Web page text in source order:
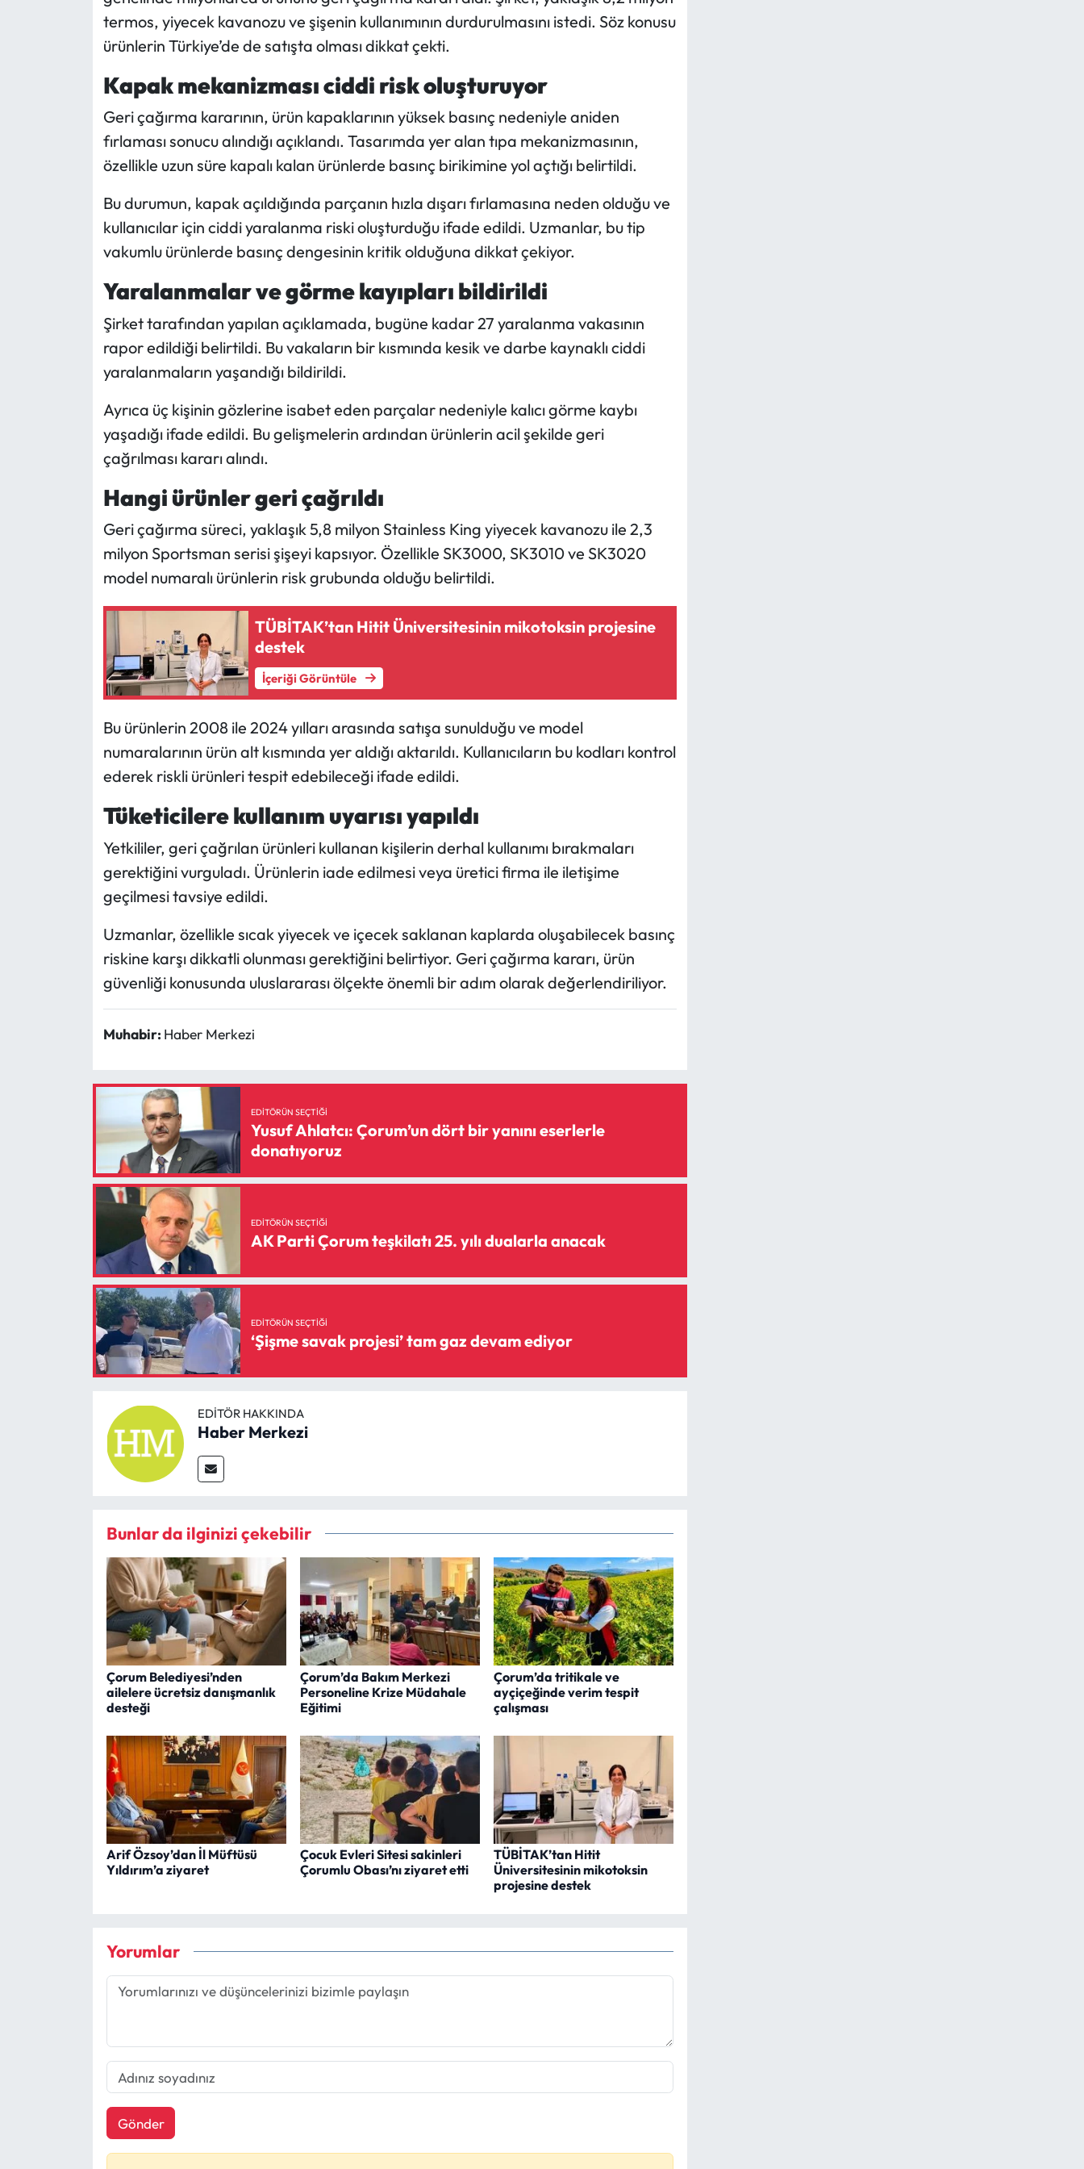
termos, yiyecek kavanozu ve şişenin kullanımının durdurulmasını istedi. Söz konusu
ürünlerin Türkiye’de de satışta olması dikkat çekti.
Kapak mekanizması ciddi risk oluşturuyor
Geri çağırma kararının, ürün kapaklarının yüksek basınç nedeniyle aniden
fırlaması sonucu alındığı açıklandı. Tasarımda yer alan tıpa mekanizmasının,
özellikle uzun süre kapalı kalan ürünlerde basınç birikimine yol açtığı belirtildi.
Bu durumun, kapak açıldığında parçanın hızla dışarı fırlamasına neden olduğu ve
kullanıcılar için ciddi yaralanma riski oluşturduğu ifade edildi. Uzmanlar, bu tip
vakumlu ürünlerde basınç dengesinin kritik olduğuna dikkat çekiyor.
Yaralanmalar ve görme kayıpları bildirildi
Şirket tarafından yapılan açıklamada, bugüne kadar 27 yaralanma vakasının
rapor edildiği belirtildi. Bu vakaların bir kısmında kesik ve darbe kaynaklı ciddi
yaralanmaların yaşandığı bildirildi.
Ayrıca üç kişinin gözlerine isabet eden parçalar nedeniyle kalıcı görme kaybı
yaşadığı ifade edildi. Bu gelişmelerin ardından ürünlerin acil şekilde geri
çağrılması kararı alındı.
Hangi ürünler geri çağrıldı
Geri çağırma süreci, yaklaşık 5,8 milyon Stainless King yiyecek kavanozu ile 2,3
milyon Sportsman serisi şişeyi kapsıyor. Özellikle SK3000, SK3010 ve SK3020
model numaralı ürünlerin risk grubunda olduğu belirtildi.
TÜBİTAK’tan Hitit Üniversitesinin mikotoksin projesine
destek
İçeriği Görüntüle
Bu ürünlerin 2008 ile 2024 yılları arasında satışa sunulduğu ve model
numaralarının ürün alt kısmında yer aldığı aktarıldı. Kullanıcıların bu kodları kontrol
ederek riskli ürünleri tespit edebileceği ifade edildi.
Tüketicilere kullanım uyarısı yapıldı
Yetkililer, geri çağrılan ürünleri kullanan kişilerin derhal kullanımı bırakmaları
gerektiğini vurguladı. Ürünlerin iade edilmesi veya üretici firma ile iletişime
geçilmesi tavsiye edildi.
Uzmanlar, özellikle sıcak yiyecek ve içecek saklanan kaplarda oluşabilecek basınç
riskine karşı dikkatli olunması gerektiğini belirtiyor. Geri çağırma kararı, ürün
güvenliği konusunda uluslararası ölçekte önemli bir adım olarak değerlendiriliyor.
Muhabir: Haber Merkezi
EDITÖRÜN SEÇTIĞI
Yusuf Ahlatcı: Çorum’un dört bir yanını eserlerle
donatıyoruz
EDITÖRÜN SEÇTIĞI
AK Parti Çorum teşkilatı 25. yılı dualarla anacak
EDITÖRÜN SEÇTIĞI
‘Şişme savak projesi’ tam gaz devam ediyor
EDITÖR HAKKINDA
Haber Merkezi
Bunlar da ilginizi çekebilir
Çorum Belediyesi’nden
ailelere ücretsiz danışmanlık
desteği
Çorum’da Bakım Merkezi
Personeline Krize Müdahale
Eğitimi
Çorum’da tritikale ve
ayçiçeğinde verim tespit
çalışması
Arif Özsoy’dan İl Müftüsü
Yıldırım’a ziyaret
Çocuk Evleri Sitesi sakinleri
Çorumlu Obası’nı ziyaret etti
TÜBİTAK’tan Hitit
Üniversitesinin mikotoksin
projesine destek
Yorumlar
Gönder
Mecitözü Haberleri
Oğuzlar Haberleri
Ortaköy Haberleri
Osmancık Haberleri
Otomotiv
Resmi Reklam
Sungurlu Haberleri
Uğurludağ Haberleri
Yayla Haber
Yemek Tarifleri
Yerel Haberler